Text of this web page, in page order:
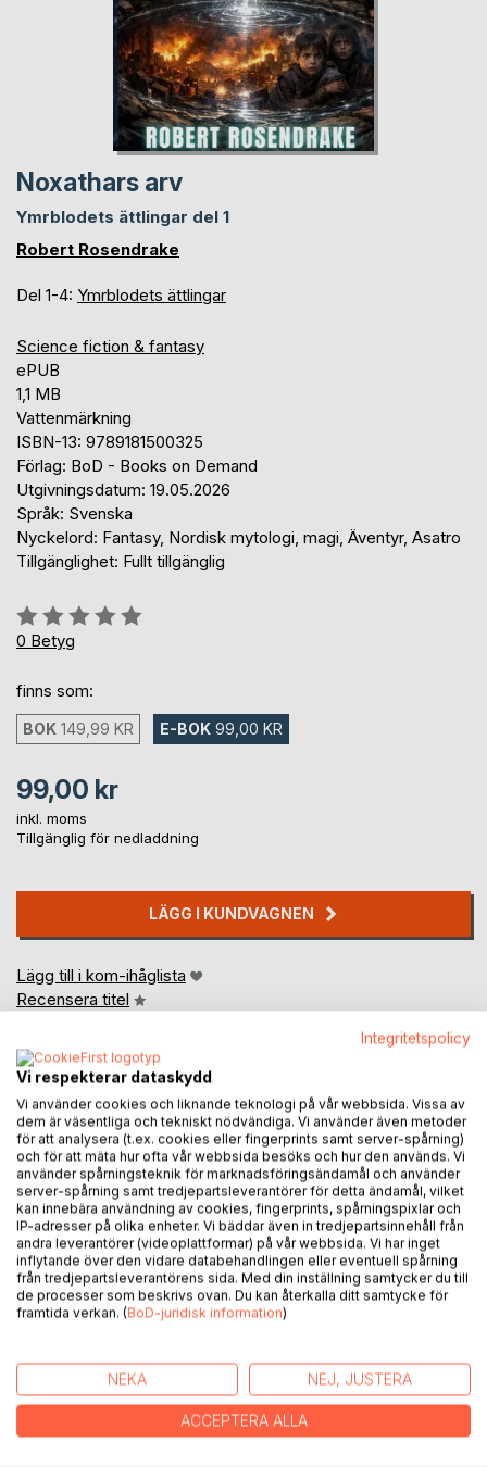
Noxathars arv
Ymrblodets ättlingar del 1
Robert Rosendrake
Del 1-4: Ymrblodets ättlingar
Science fiction & fantasy
ePUB
1,1 MB
Vattenmärkning
ISBN-13: 9789181500325
Förlag: BoD - Books on Demand
Utgivningsdatum: 19.05.2026
Språk: Svenska
Nyckelord: Fantasy, Nordisk mytologi, magi, Äventyr, Asatro
Tillgänglighet: Fullt tillgänglig
Betyg::
0%
0 Betyg
finns som:
BOK 149,99 KR E-BOK 99,00 KR
99,00 kr
inkl. moms
Tillgänglig för nedladdning
LÄGG I KUNDVAGNEN
Lägg till i kom-ihåglista
Recensera titel
BESKRIVNING
Noxathars Arv
Första boken i serien Ymrblodets ättlingar
I en värld där gudar vandrar bland dödliga och där forna
sagor ännu viskar genom skogar och fjäll, förenas nordisk
och hoppets sista låga.
Djupt under marken vaknar något som borde ha förblivit
begravt. En uråldrig kraft äldre än både asar och jättar rör
på sig i jordens hjärta. Samtidigt ekar profetior om
Integritetspolicy
Vi respekterar dataskydd
Vi använder cookies och liknande teknologi på vår webbsida. Vissa av
dem är väsentliga och tekniskt nödvändiga. Vi använder även metoder
för att analysera (t.ex. cookies eller fingerprints samt server-spårning)
och för att mäta hur ofta vår webbsida besöks och hur den används. Vi
använder spårningsteknik för marknadsföringsändamål och använder
server-spårning samt tredjepartsleverantörer för detta ändamål, vilket
kan innebära användning av cookies, fingerprints, spårningspixlar och
IP-adresser på olika enheter. Vi bäddar även in tredjepartsinnehåll från
andra leverantörer (videoplattformar) på vår webbsida. Vi har inget
inflytande över den vidare databehandlingen eller eventuell spårning
från tredjepartsleverantörens sida. Med din inställning samtycker du till
de processer som beskrivs ovan. Du kan återkalla ditt samtycke för
framtida verkan. (BoD-juridisk information)
NEKA NEJ, JUSTERA
ACCEPTERA ALLA